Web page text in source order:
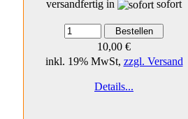
versandfertig in
sofort
10,00 €
inkl. 19% MwSt, zzgl. Versand
Details...